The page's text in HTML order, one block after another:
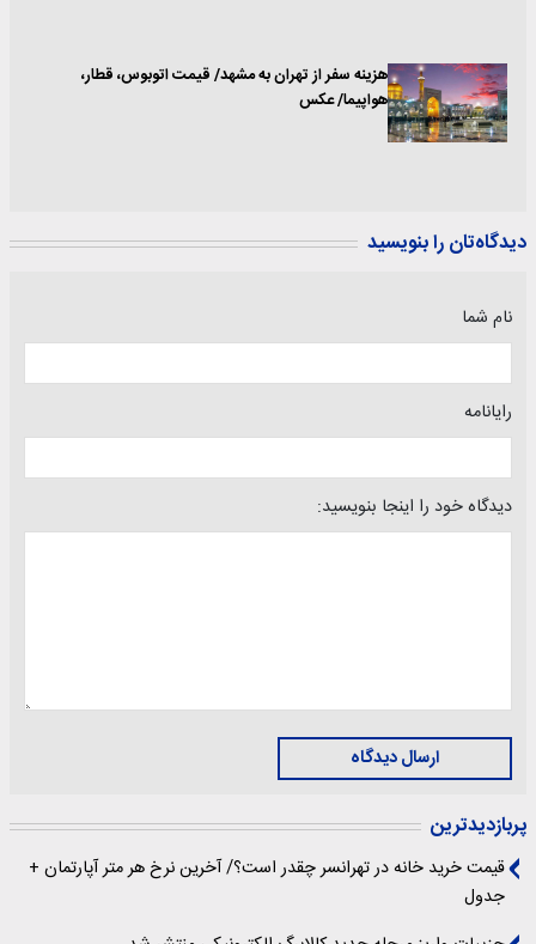
هزینه سفر از تهران به مشهد/ قیمت اتوبوس، قطار،
هواپیما/ عکس
دیدگاه‌تان را بنویسید
نام شما
رایانامه
دیدگاه خود را اینجا بنویسید:
ارسال دیدگاه
پربازدیدترین
قیمت خرید خانه در تهرانسر چقدر است؟/ آخرین نرخ هر متر آپارتمان +
جدول